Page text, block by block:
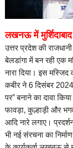
लखनऊ में मुर्शिदाबाद
उत्तर प्रदेश की
बेलडांगा में बन रही एक
नारा दिया। इस
कबीर ने 6 दिसंबर 2024
पर” बनाने का दावा
फावड़ा, कुल्हाड़ी और
आदि नारे लगाए।
भी नई संरचना का